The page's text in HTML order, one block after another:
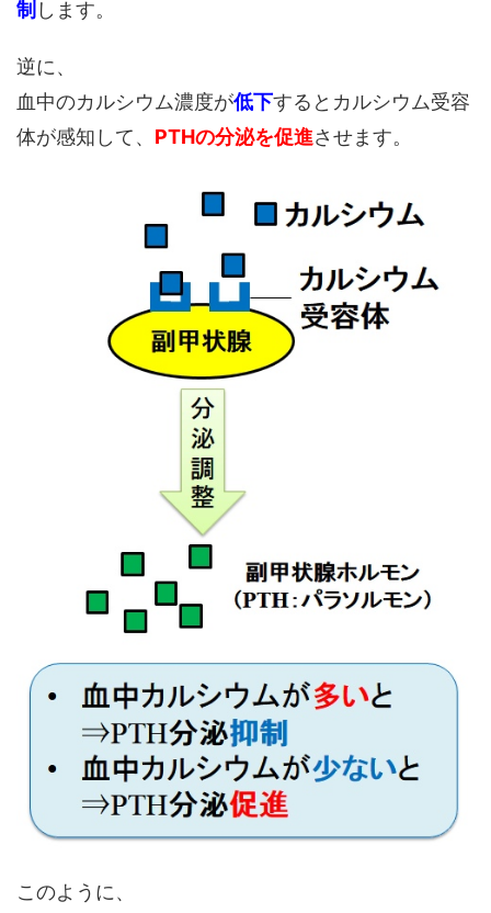
制 します。
逆に、
血中のカルシウム濃度が低下するとカルシウム受容
体が感知して、 PTHの分泌を促進させます。
このように、